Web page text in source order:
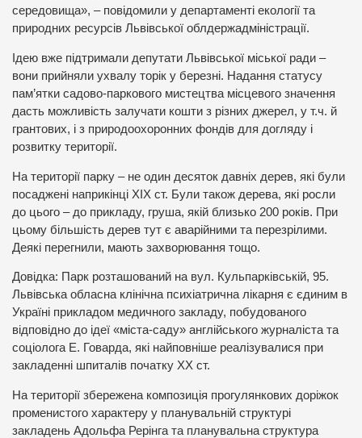
середовища», – повідомили у департаменті екології та
природних ресурсів Львівської облдержадміністрації.
Ідею вже підтримали депутати Львівської міської ради –
вони прийняли ухвалу торік у березні. Надання статусу
пам’ятки садово-паркового мистецтва місцевого значення
дасть можливість залучати кошти з різних джерел, у т.ч. й
грантових, і з природоохоронних фондів для догляду і
розвитку території.
На території парку – не один десяток давніх дерев, які були
посаджені наприкінці XIX ст. Були також дерева, які росли
до цього – до прикладу, груша, якій близько 200 років. При
цьому більшість дерев тут є аварійними та перезрілими.
Деякі перегнили, мають захворювання тощо.
Довідка: Парк розташований на вул. Кульпарківській, 95.
Львівська обласна клінічна психіатрична лікарня є єдиним в
Україні прикладом медичного закладу, побудованого
відповідно до ідеї «міста-саду» англійського журналіста та
соціолога Е. Говарда, які найповніше реалізувалися при
закладенні шпиталів початку ХХ ст.
На території збережена композиція прогулянкових доріжок
променистого характеру у планувальній структурі
закладень Адольфа Рерінга та планувальна структура